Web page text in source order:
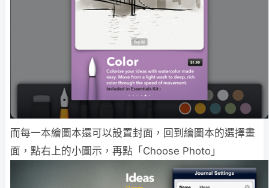
而每一本繪圖本還可以設置封面，回到繪圖本的選擇畫
面，點右上的小圖示，再點「Choose Photo」